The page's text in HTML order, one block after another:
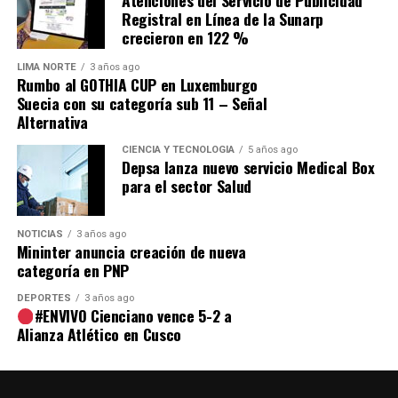
EEUU guarda distancia
El secretario adjunto de la diplomacia de Estados Unidos
para América Latina,Brian Nichols, quien culmina este
viernes una visita a El Salvador y que incluyó el
miércoles una reunión con Bukele guardó distancia al
referirse a la reelección.
“La decisión de permitir la reelección y quién va ser
el candidato preferido por parte de los salvadoreños,
es un tema para los salvadoreños. Hay que tener un
debate amplio sobre la legalidad y la legitimidad de
la elección pero es un debate para los salvadoreños”,
declaró Nichols a TCS televisión hablando en
español.
Registral en Línea de la Sunarp
crecieron en 122 %
LIMA NORTE 3 años ago
Rumbo al GOTHIA CUP en Luxemburgo
Suecia con su categoría sub 11 – Señal
Alternativa
CIENCIA Y TECNOLOGÍA 5 años ago
Depsa lanza nuevo servicio Medical Box
para el sector Salud
NOTICIAS 3 años ago
Mininter anuncia creación de nueva
categoría en PNP
DEPORTES 3 años ago
#ENVIVO Cienciano vence 5-2 a
Alianza Atlético en Cusco